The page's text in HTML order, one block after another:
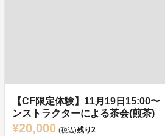
【CF限定体験】11月19日15:00
ンストラクターによる茶会(煎茶)
¥20,000 (税込)残り2